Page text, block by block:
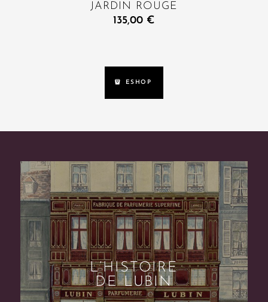
JARDIN ROUGE
135,00 €
ESHOP
L’HISTOIRE
DE LUBIN